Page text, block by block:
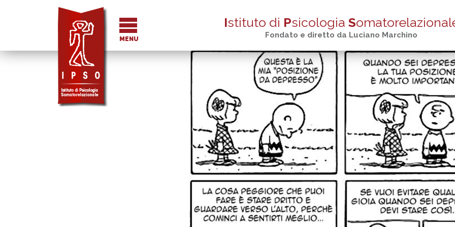
MENU
Istituto di Psicologia S
Fondato e diretto da Luciano Marchino